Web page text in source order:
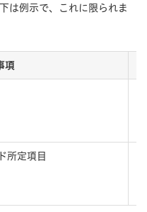
は例示で、これに限られま
項
所定項⽬